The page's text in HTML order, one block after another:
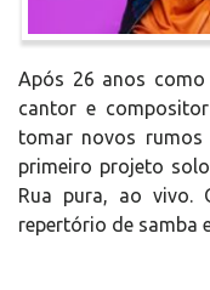
Após 26 anos como
cantor e
tomar novos rumos
primeiro projeto
Rua pura, ao vivo.
repertório de samba